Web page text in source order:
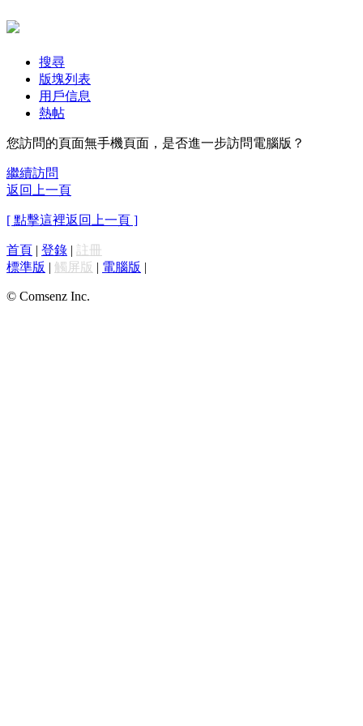
搜尋
版塊列表
用戶信息
熱帖
您訪問的頁面無手機頁面，是否進一步訪問電腦版？
繼續訪問
返回上一頁
[ 點擊這裡返回上一頁 ]
首頁 | 登錄 | 註冊
標準版 | 觸屏版 | 電腦版 |
© Comsenz Inc.